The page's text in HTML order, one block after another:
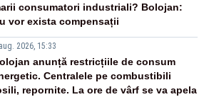
consumatori industriali? Bolojan:
vor exista compensații
2026, 15:33
anunță restricțiile de consum
Centralele pe combustibili
repornite. La ore de vârf se va apela